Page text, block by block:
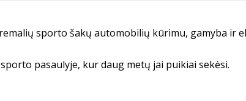
sporto šakų automobilių kūrimu, gamyba ir
pasaulyje, kur daug metų jai puikiai sekėsi.